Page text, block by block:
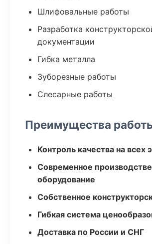
Шлифовальные работы
Разработка
документации
Гибка металла
Зуборезные работы
Слесарные работы
Преимущества
Контроль качества на всех
Современное
оборудование
Собственное
Гибкая система
Доставка по России и СНГ